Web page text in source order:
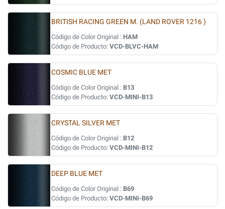
BRITISH RACING GREEN M. (LAND ROVER 1216 )
Código de Color Original : HAM
Código de Producto: VCD-BLVC-HAM
COSMIC BLUE MET
Código de Color Original : B13
Código de Producto: VCD-MINI-B13
CRYSTAL SILVER MET
Código de Color Original : B12
Código de Producto: VCD-MINI-B12
DEEP BLUE MET
Código de Color Original : B69
Código de Producto: VCD-MINI-B69